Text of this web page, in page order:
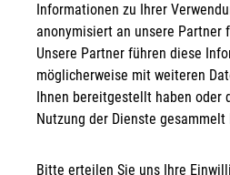
STRATEGPRO Real Estate Erfurt
Neuwerkstraße 45/46
99084 Erfurt
Kontakt
Informationen zu Ihrer
anonymisiert an unsere Partner
Unsere Partner führen diese
möglicherweise mit weiteren
Ihnen bereitgestellt haben oder
Nutzung der Dienste gesammelt
Bitte erteilen Sie uns Ihre